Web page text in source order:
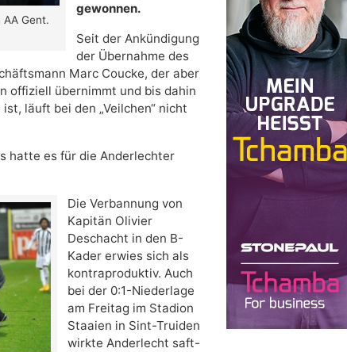
Gent.
gewonnen.
Seit der Ankündigung
der Übernahme des
Marc Coucke, der aber
offiziell übernimmt und bis dahin
läuft bei den „Veilchen“ nicht
hatte es für die Anderlechter
Die Verbannung von
Kapitän Olivier
Deschacht in den B-
Kader erwies sich als
kontraproduktiv. Auch
bei der 0:1-Niederlage
am Freitag im Stadion
Staaien in Sint-Truiden
wirkte Anderlecht saft-